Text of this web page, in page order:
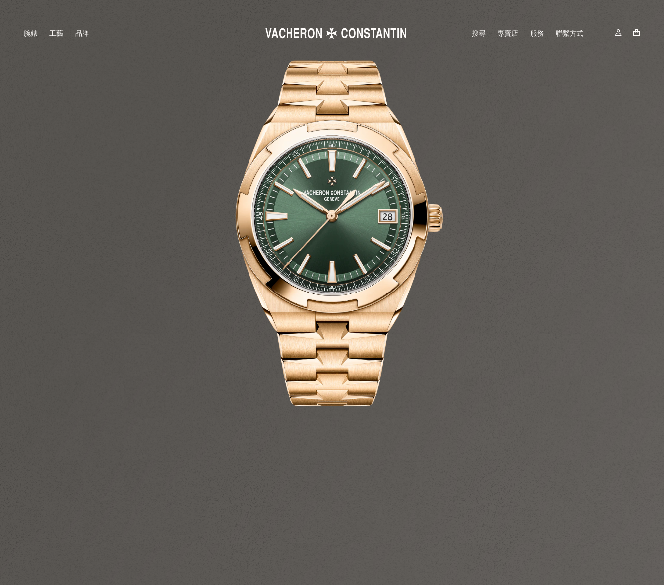
腕錶 工藝 品牌 搜尋 專賣店 服務 聯繫方式